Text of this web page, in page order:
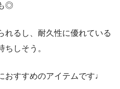
◎
れるし、耐久性に優れている
しそう。
おすすめのアイテムです♩